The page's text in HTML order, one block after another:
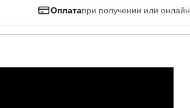
Оплатапри получении или онлайн